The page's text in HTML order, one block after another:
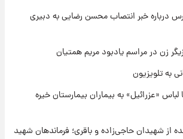
تصاویر کمتر دیده‌شده از شهیدان حاجی‌زاده و
باقری؛ فرماندهان شهید هوافضای ایران
۱ روز پیش
درباره خبر انتصاب محسن رضایی به دبیری
زن در مراسم یادبود مریم همتیان
به تلویزیون
«عزرائیل» به بیماران بیمارستان خیره
از شهیدان حاجی‌زاده و باقری؛ فرماندهان شهید